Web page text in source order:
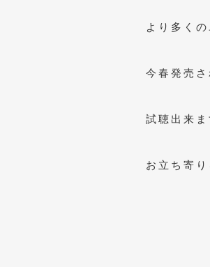
より多く
今春発売
試聴出来
お立ち寄